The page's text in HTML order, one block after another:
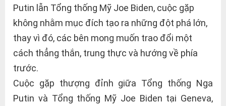
Putin lẫn Tổng thống Mỹ Joe Biden, cuộc gặp
không nhằm mục đích tạo ra những đột phá lớn,
thay vì đó, các bên mong muốn trao đổi một
cách thẳng thắn, trung thực và hướng về phía
trước.
Cuộc gặp thượng đỉnh giữa Tổng thống Nga
Putin và Tổng thống Mỹ Joe Biden tại Geneva,